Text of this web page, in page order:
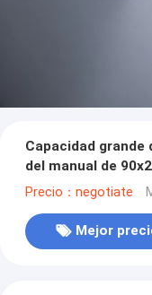
Capacidad grande
del manual de
Precio：negotiate
Mejor